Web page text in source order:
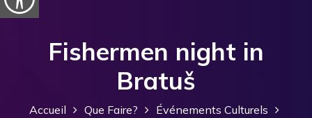
Ouvrir les options d'accessibilité
Fishermen night in
Bratuš
Accueil Que Faire?
Événements Culturels